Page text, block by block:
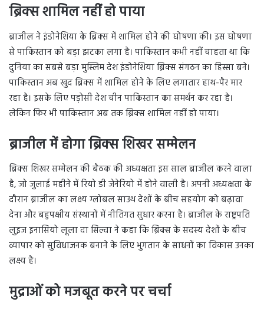
ब्रिक्स शामिल नहीं हो पाया
ब्राजील ने इंडोनेशिया के ब्रिक्स में शामिल होने की घोषणा की। इस घोषणा
से पाकिस्तान को बड़ा झटका लगा है। पाकिस्तान कभी नहीं चाहता था कि
दुनिया का सबसे बड़ा मुस्लिम देश इंडोनेशिया ब्रिक्स संगठन का हिस्सा बने।
पाकिस्तान अब खुद ब्रिक्स में शामिल होने के लिए लगातार हाथ-पैर मार
रहा है। इसके लिए पड़ोसी देश चीन पाकिस्तान का समर्थन कर रहा है।
लेकिन फिर भी पाकिस्तान अब तक ब्रिक्स शामिल नहीं हो पाया।
ब्राजील में होगा ब्रिक्स शिखर सम्मेलन
ब्रिक्स शिखर सम्मेलन की बैठक की अध्यक्षता इस साल ब्राजील करने वाला
है, जो जुलाई महीने में रियो डी जेनेरियो में होने वाली है। अपनी अध्यक्षता के
दौरान ब्राजील का लक्ष्य ग्लोबल साउथ देशों के बीच सहयोग को बढ़ावा
देना और बहुपक्षीय संस्थानों में नीतिगत सुधार करना है। ब्राजील के राष्ट्रपति
लुइज इनासियो लूला दा सिल्वा ने कहा कि ब्रिक्स के सदस्य देशों के बीच
व्यापार को सुविधाजनक बनाने के लिए भुगतान के साधनों का विकास उनका
लक्ष्य है।
मुद्राओं को मजबूत करने पर चर्चा